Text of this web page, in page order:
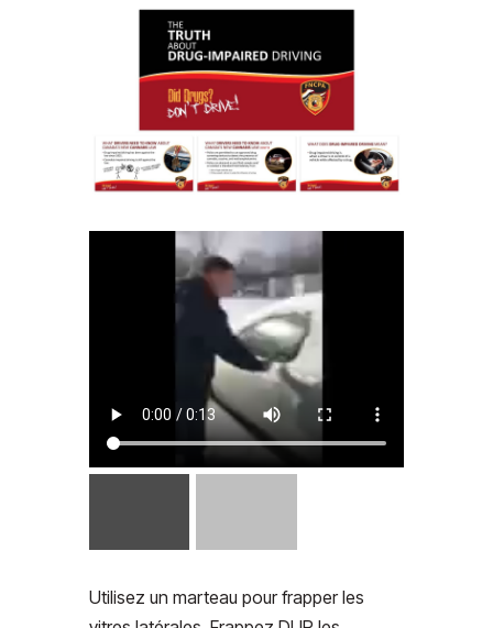
Utilisez un marteau pour frapper les